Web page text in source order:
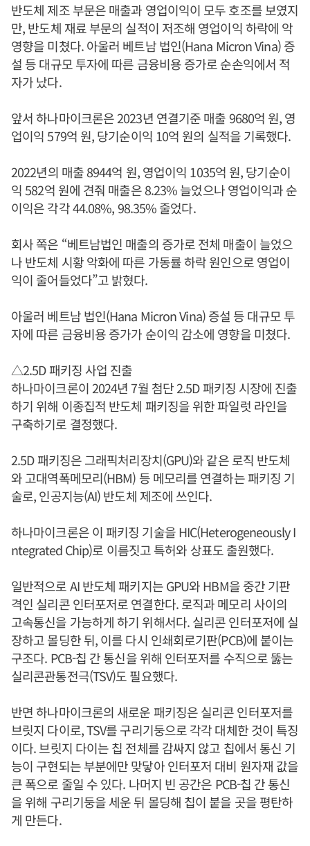
반도체 제조 부문은 매출과 영업이익이 모두 호조를 보였지
만, 반도체 재료 부문의 실적이 저조해 영업이익 하락에 악
영향을 미쳤다. 아울러 베트남 법인(Hana Micron Vina) 증
설 등 대규모 투자에 따른 금융비용 증가로 순손익에서 적
자가 났다.
앞서 하나마이크론은 2023년 연결기준 매출 9680억 원, 영
업이익 579억 원, 당기순이익 10억 원의 실적을 기록했다.
2022년의 매출 8944억 원, 영업이익 1035억 원, 당기순이
익 582억 원에 견줘 매출은 8.23% 늘었으나 영업이익과 순
이익은 각각 44.08%, 98.35% 줄었다.
회사 쪽은 “베트남법인 매출의 증가로 전체 매출이 늘었으
나 반도체 시황 악화에 따른 가동률 하락 원인으로 영업이
익이 줄어들었다”고 밝혔다.
아울러 베트남 법인(Hana Micron Vina) 증설 등 대규모 투
자에 따른 금융비용 증가가 순이익 감소에 영향을 미쳤다.
△2.5D 패키징 사업 진출
하나마이크론이 2024년 7월 첨단 2.5D 패키징 시장에 진출
하기 위해 이종집적 반도체 패키징을 위한 파일럿 라인을
구축하기로 결정했다.
2.5D 패키징은 그래픽처리장치(GPU)와 같은 로직 반도체
와 고대역폭메모리(HBM) 등 메모리를 연결하는 패키징 기
술로, 인공지능(AI) 반도체 제조에 쓰인다.
하나마이크론은 이 패키징 기술을 HIC(Heterogeneously I
ntegrated Chip)로 이름짓고 특허와 상표도 출원했다.
일반적으로 AI 반도체 패키지는 GPU와 HBM을 중간 기판
격인 실리콘 인터포저로 연결한다. 로직과 메모리 사이의
고속통신을 가능하게 하기 위해서다. 실리콘 인터포저에 실
장하고 몰딩한 뒤, 이를 다시 인쇄회로기판(PCB)에 붙이는
구조다. PCB-칩 간 통신을 위해 인터포저를 수직으로 뚫는
실리콘관통전극(TSV)도 필요했다.
반면 하나마이크론의 새로운 패키징은 실리콘 인터포저를
브릿지 다이로, TSV를 구리기둥으로 각각 대체한 것이 특징
이다. 브릿지 다이는 칩 전체를 감싸지 않고 칩에서 통신 기
능이 구현되는 부분에만 맞닿아 인터포저 대비 원자재 값을
큰 폭으로 줄일 수 있다. 나머지 빈 공간은 PCB-칩 간 통신
을 위해 구리기둥을 세운 뒤 몰딩해 칩이 붙을 곳을 평탄하
게 만든다.